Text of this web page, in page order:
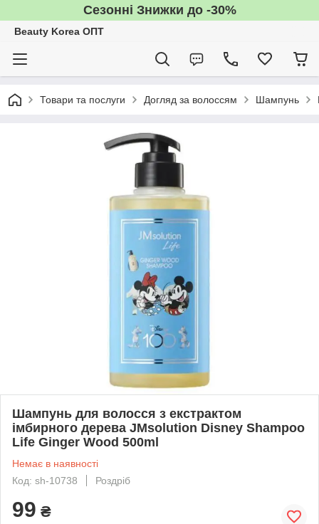
Сезонні Знижки до -30%
Beauty Korea ОПТ
Товари та послуги Догляд за волоссям Шампунь
Шампунь для волосся з екстрактом
імбирного дерева JMsolution Disney Shampoo
Life Ginger Wood 500ml
Немає в наявності
Код: sh-10738
Роздріб
99 ₴